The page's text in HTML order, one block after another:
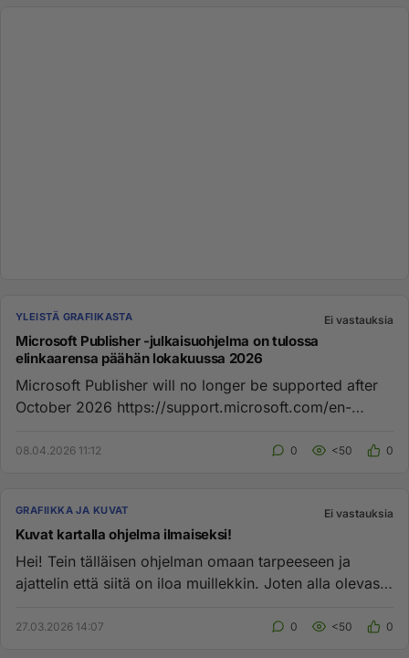
YLEISTÄ GRAFIIKASTA Ei vastauksia
Microsoft Publisher -julkaisuohjelma on tulossa
elinkaarensa päähän lokakuussa 2026
Microsoft Publisher will no longer be supported after
October 2026 https://support.microsoft.com/en-
08.04.2026 11:12 0 <50 0
GRAFIIKKA JA KUVAT Ei vastauksia
Kuvat kartalla ohjelma ilmaiseksi!
Hei! Tein tälläisen ohjelman omaan tarpeeseen ja
ajattelin että siitä on iloa muillekkin. Joten alla olevasta
27.03.2026 14:07 0 <50 0